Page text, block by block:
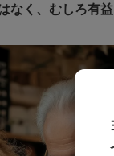
なく、むしろ有